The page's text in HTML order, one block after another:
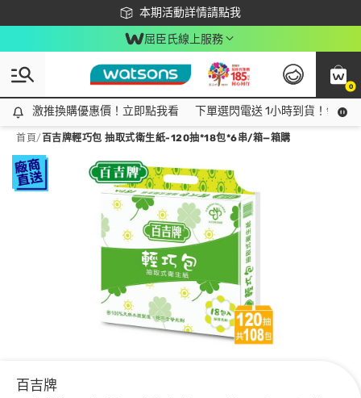
本期活動詳情請點我
下載app最高回饋$350
屈臣氏線上服務
0
激推換購優惠價！立即點我看
激推換購優惠價！立即點我看 下單選閃電送 1小時到貨！領神
首頁/ 百吉牌輕巧包 抽取式衛生紙-120抽*18包*6串/箱—箱購
百吉牌